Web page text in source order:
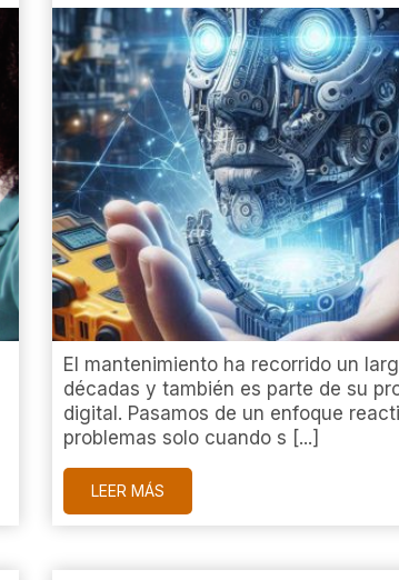
El mantenimiento ha recorrido un
décadas y también es parte de su
digital. Pasamos de un enfoque
problemas solo cuando s [...]
LEER MÁS